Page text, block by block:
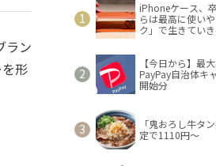
ラン
形
iPhoneケース、
らは最高に使い
ク」で生きていき
【今日から】最
PayPay自治体キ
開始分
「鬼おろし牛タ
定で1110円～